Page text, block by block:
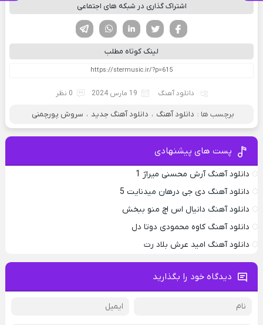
اشتراک گذاری در شبکه های اجتماعی
لینکدین تویتر
فیسوک
لینک کوتاه مطلب
دانلود آهنگ 19 مارس 2024 0 نظر
برچسب ها : دانلود آهنگ ، دانلود آهنگ جدید ، سروش پورچمنی
پست های پیشنهادی
دانلود آهنگ آرش محسنی میراژ 1
دانلود آهنگ دی جی درهان میدنایت 5
دانلود آهنگ دانیال اس اچ منو ببخش
دانلود آهنگ کاوه محمودی دوتا دل
دانلود آهنگ امید عرش بلاد رت
دیدگاه خود را بگذارید